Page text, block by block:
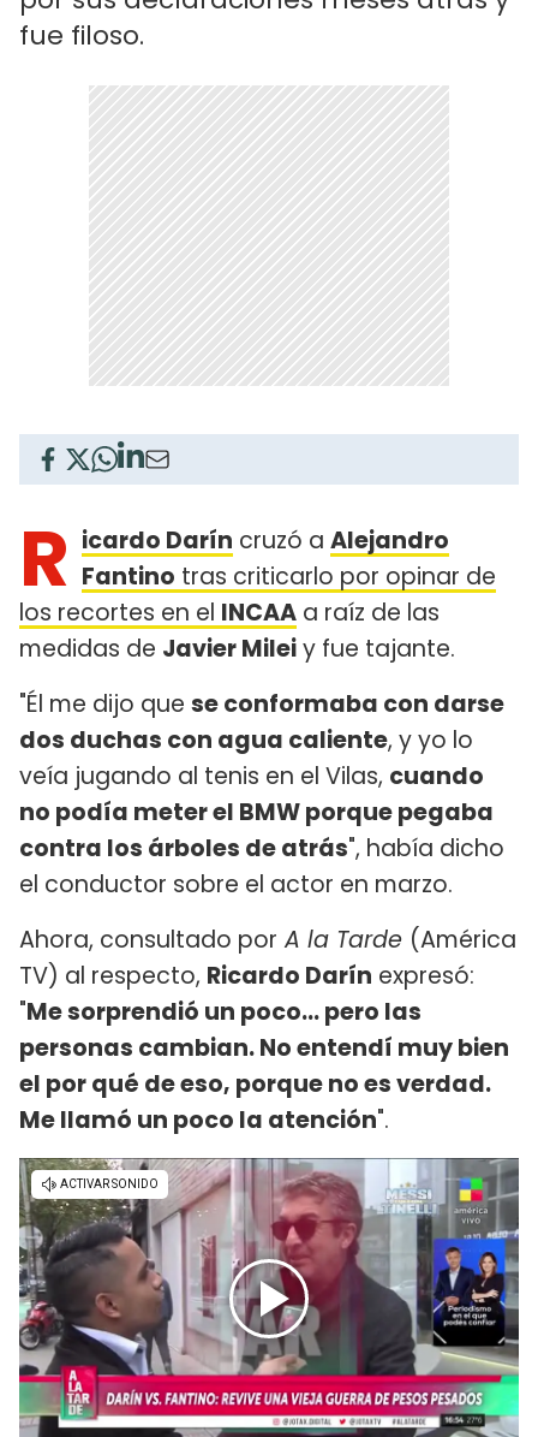
fue filoso.
R icardo Darín cruzó a Alejandro
Fantino tras criticarlo por opinar de
los recortes en el INCAA a raíz de las
medidas de Javier Mileiy fue tajante.
"Él me dijo que se conformaba con darse
dos duchas con agua caliente, y yo lo
veía jugando al tenis en el Vilas, cuando
no podía meter el BMW porque pegaba
contra los árboles de atrás", había dicho
el conductor sobre el actor en marzo.
Ahora, consultado por A la Tarde (América
TV) al respecto, Ricardo Darín expresó:
"Me sorprendió un poco... pero las
personas cambian. No entendí muy bien
el por qué de eso, porque no es verdad.
Me llamó un poco la atención".